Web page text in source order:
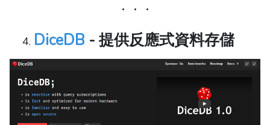
DiceDB - 提供反應式資料存儲